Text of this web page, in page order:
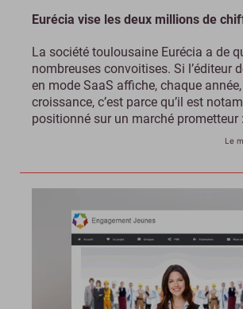
Eurécia vise les deux millions de
La société toulousaine Eurécia a de
nombreuses convoitises. Si l’éditeur
en mode SaaS affiche, chaque
croissance, c’est parce qu’il est
positionné sur un marché prometteur
Le